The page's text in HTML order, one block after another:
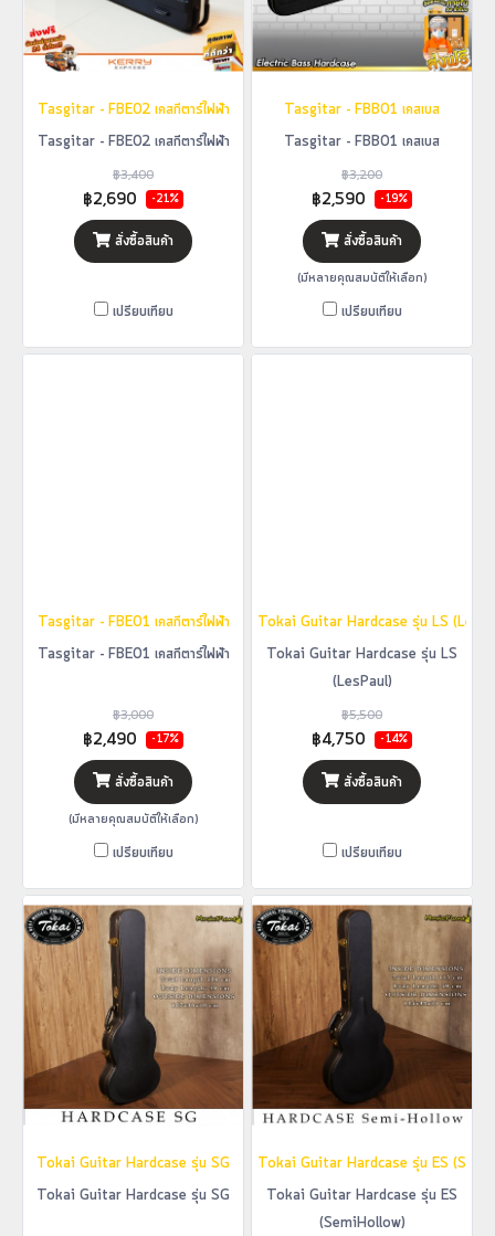
Tasgitar - FBE02 เคสกีตาร์ไฟฟ้า
Tasgitar - FBE02 เคสกีตาร์ไฟฟ้า
฿3,400
฿2,690 -21%
สั่งซื้อสินค้า
เปรียบเทียบ
Tasgitar - FBB01 เคสเบส
Tasgitar - FBB01 เคสเบส
฿3,200
฿2,590 -19%
สั่งซื้อสินค้า
(มีหลายคุณสมบัติให้เลือก)
เปรียบเทียบ
Tasgitar - FBE01 เคสกีตาร์ไฟฟ้า
Tasgitar - FBE01 เคสกีตาร์ไฟฟ้า
฿3,000
฿2,490 -17%
สั่งซื้อสินค้า
(มีหลายคุณสมบัติให้เลือก)
เปรียบเทียบ
Tokai Guitar Hardcase รุ่น LS
Tokai Guitar Hardcase รุ่น LS
(LesPaul)
฿5,500
฿4,750 -14%
สั่งซื้อสินค้า
เปรียบเทียบ
Tokai Guitar Hardcase รุ่น SG
Tokai Guitar Hardcase รุ่น SG
Tokai Guitar Hardcase รุ่น ES
Tokai Guitar Hardcase รุ่น ES
(SemiHollow)